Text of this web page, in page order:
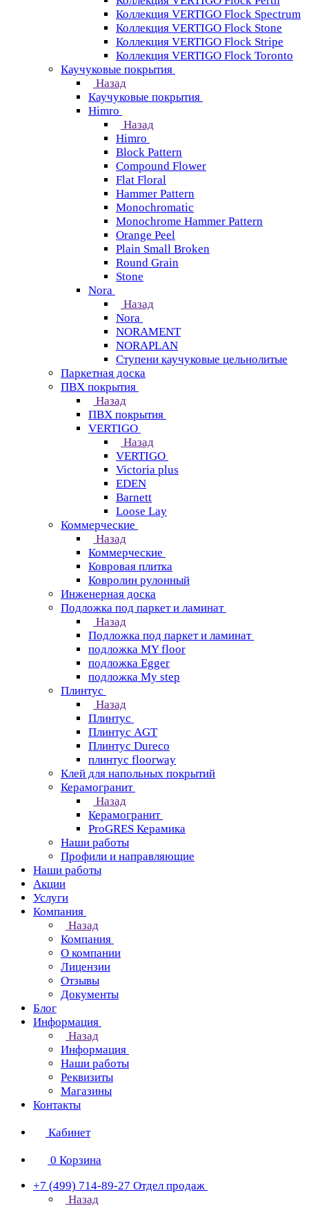
Коллекция VERTIGO Flock Spectrum
Коллекция VERTIGO Flock Stone
Коллекция VERTIGO Flock Stripe
Коллекция VERTIGO Flock Toronto
Каучуковые покрытия
Назад
Каучуковые покрытия
Himro
Назад
Himro
Block Pattern
Compound Flower
Flat Floral
Hammer Pattern
Monochromatic
Monochrome Hammer Pattern
Orange Peel
Plain Small Broken
Round Grain
Stone
Nora
Назад
Nora
NORAMENT
NORAPLAN
Ступени каучуковые цельнолитые
Паркетная доска
ПВХ покрытия
Назад
ПВХ покрытия
VERTIGO
Назад
VERTIGO
Victoria plus
EDEN
Barnett
Loose Lay
Коммерческие
Назад
Коммерческие
Ковровая плитка
Ковролин рулонный
Инженерная доска
Подложка под паркет и ламинат
Назад
Подложка под паркет и ламинат
подложка MY floor
подложка Egger
подложка My step
Плинтус
Назад
Плинтус
Плинтус AGT
Плинтус Dureco
плинтус floorway
Клей для напольных покрытий
Керамогранит
Назад
Керамогранит
ProGRES Керамика
Наши работы
Профили и направляющие
Наши работы
Акции
Услуги
Компания
Назад
Компания
О компании
Лицензии
Отзывы
Документы
Блог
Информация
Назад
Информация
Наши работы
Реквизиты
Магазины
Контакты
Кабинет
0 Корзина
+7 (499) 714-89-27 Отдел продаж
Назад